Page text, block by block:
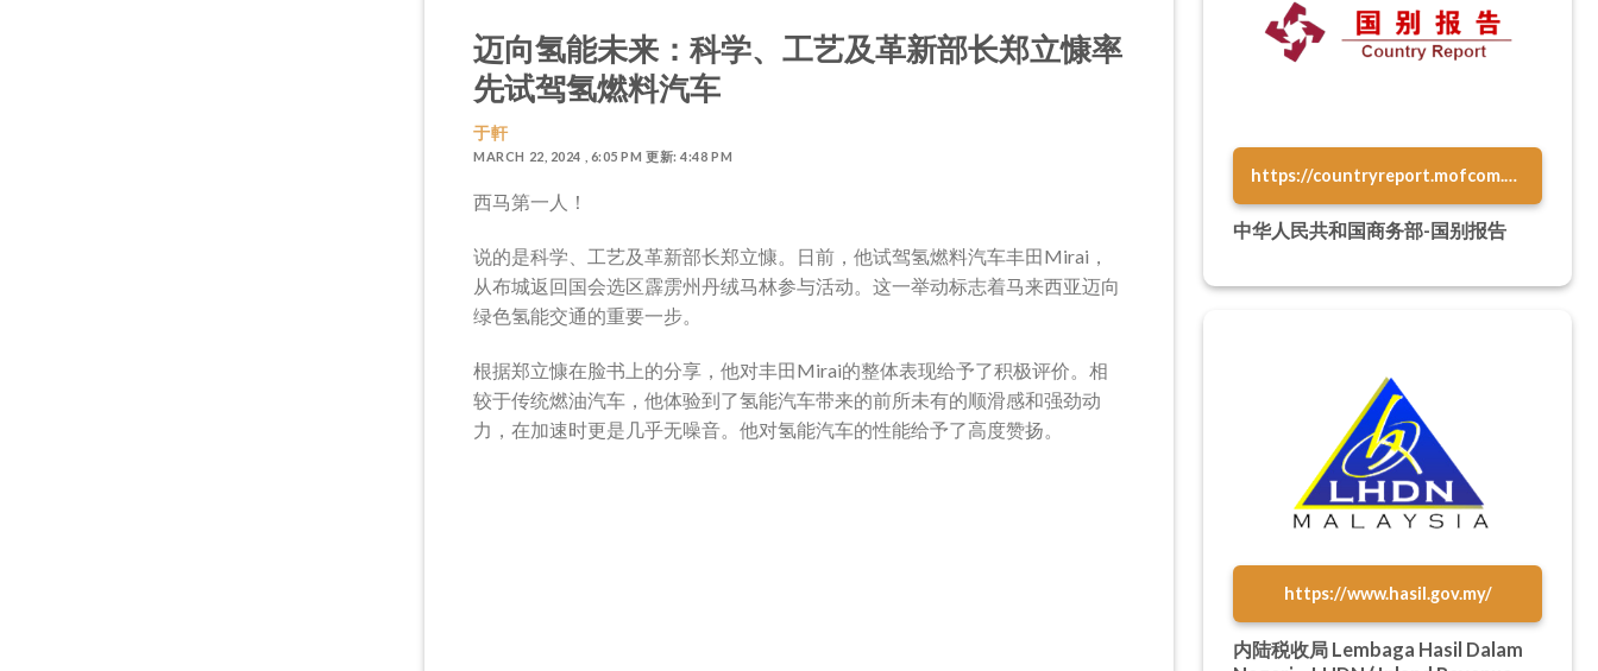
迈向氢能未来：科学、工艺及革新部长郑立慷率
先试驾氢燃料汽车
于軒
MARCH 22, 2024 , 6:05 PM 更新: 4:48 PM
西马第一人！
说的是科学、工艺及革新部长郑立慷。日前，他试驾氢燃料汽车丰田Mirai，
从布城返回国会选区霹雳州丹绒马林参与活动。这一举动标志着马来西亚迈向
绿色氢能交通的重要一步。
根据郑立慷在脸书上的分享，他对丰田Mirai的整体表现给予了积极评价。相
较于传统燃油汽车，他体验到了氢能汽车带来的前所未有的顺滑感和强劲动
力，在加速时更是几乎无噪音。他对氢能汽车的性能给予了高度赞扬。
https://countryreport.mofcom.gov.cn/
中华人民共和国商务部-国别报告
https://www.hasil.gov.my/
内陆税收局 Lembaga Hasil Dalam